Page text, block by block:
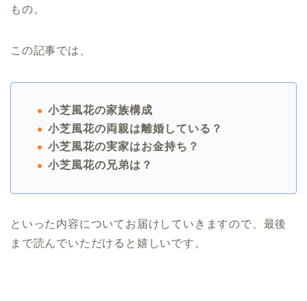
もの。
この記事では、
小芝風花の家族構成
小芝風花の両親は離婚している？
小芝風花の実家はお金持ち？
小芝風花の兄弟は？
といった内容についてお届けしていきますので、最後
まで読んでいただけると嬉しいです。